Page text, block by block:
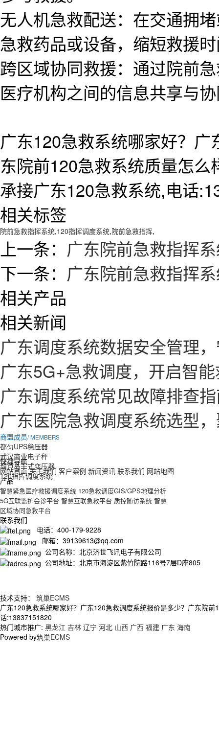
无人机急救配送：在交通拥
急救药品或设备，缩短救援
跨区域协同救援：通过院前
医疗机构之间的信息共享与
广东120急救系统哪家好？
东院前120急救系统质量怎
承接广东120急救系统,电话
相关标签
院前急救指挥系统,120指挥调度系统,院前急救指挥,
上一条： 广东院前急救指挥
下一条： 广东院前急救指挥
相关产品
相关新闻
广东调度系统数据安全管理
广东5G+急救调度，开启智
广东调度系统常见故障排查
广东医院急救调度系统选型
商盟成员/ MEMBERS
都匀UPS稳压器
武汉商业电子秤
葫芦岛干式变压器
120指挥调度系统
快捷导航
网站首页 关于我们 客户案例 新闻资讯 联系我们 网站地图
产品
智慧紧急医疗救援调度系统 120急救调度GIS/GPS地理分析
5G互联监护会诊平台 智慧互联急救平台 质控随访系统 智慧
区域协同急救平台
联系我们
电话：400-179-9228
邮箱：39139613@qq.com
公司名称：北京济世飞讯电子有限公司
公司地址：北京市海淀区紫竹院路116号7层D座805
技术支持： 筑巢ECMS
广东120急救系统哪家好？广东120急救调度系统报价是多少？广东院
话:13837151820
热门城市推广: 黑龙江 吉林 辽宁 河北 山西 广西 福建 广东 海南
Powered by筑巢ECMS